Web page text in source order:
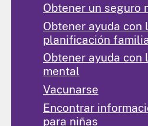
Obtener un seguro
Obtener ayuda con
planificación
Obtener ayuda con
mental
Vacunarse
Encontrar
para niñas